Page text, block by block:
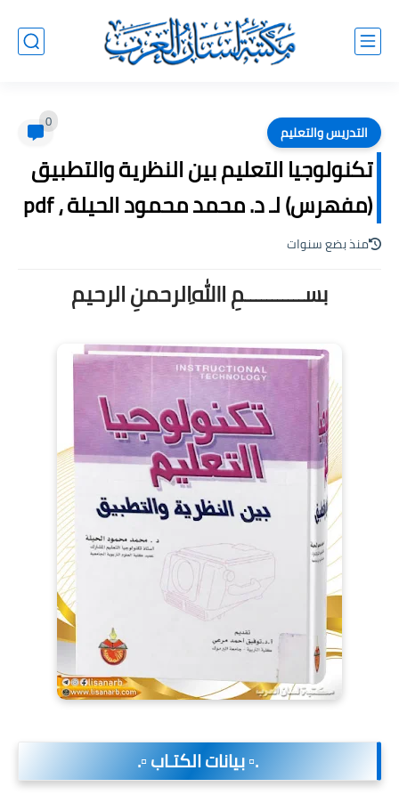
التدريس والتعليم 0
تكنولوجيا التعليم بين النظرية والتطبيق
(مفهرس) لـ د. محمد محمود الحيلة ، pdf
منذ بضع سنوات
بســـــــــــمِ اﷲِالرحمنِ الرحيم
.▫️ بيانات الكتـاب ▫️.